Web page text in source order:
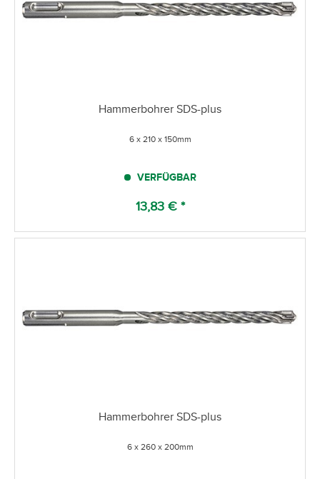
Hammerbohrer SDS-plus
6 x 210 x 150mm
VERFÜGBAR
13,83 € *
Hammerbohrer SDS-plus
6 x 260 x 200mm